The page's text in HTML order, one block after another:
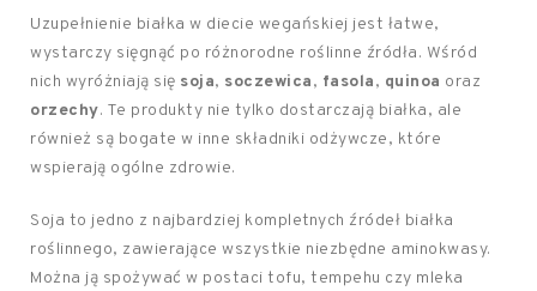
Uzupełnienie białka w diecie wegańskiej jest łatwe,
wystarczy sięgnąć po różnorodne roślinne źródła. Wśród
nich wyróżniają się soja, soczewica, fasola, quinoa oraz
orzechy. Te produkty nie tylko dostarczają białka, ale
również są bogate w inne składniki odżywcze, które
wspierają ogólne zdrowie.
Soja to jedno z najbardziej kompletnych źródeł białka
roślinnego, zawierające wszystkie niezbędne aminokwasy.
Można ją spożywać w postaci tofu, tempehu czy mleka